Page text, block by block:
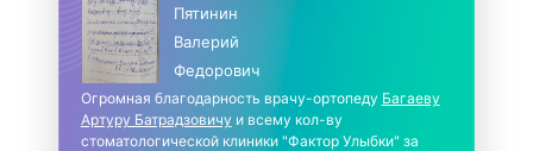
Пятинин
Валерий
Федорович
Огромная благодарность врачу-ортопеду Багаеву
Артуру Батрадзовичу и всему кол-ву
стоматологической клиники "Фактор Улыбки" за